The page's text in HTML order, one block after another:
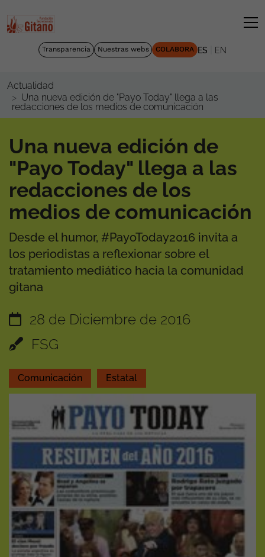
Transparencia Nuestras webs COLABORA ES EN
Actualidad
Una nueva edición de "Payo Today" llega a las
redacciones de los medios de comunicación
Una nueva edición de
"Payo Today" llega a las
redacciones de los
medios de comunicación
Desde el humor, #PayoToday2016 invita a
los periodistas a reflexionar sobre el
tratamiento mediático hacia la comunidad
gitana
28 de Diciembre de 2016
FSG
Comunicación Estatal